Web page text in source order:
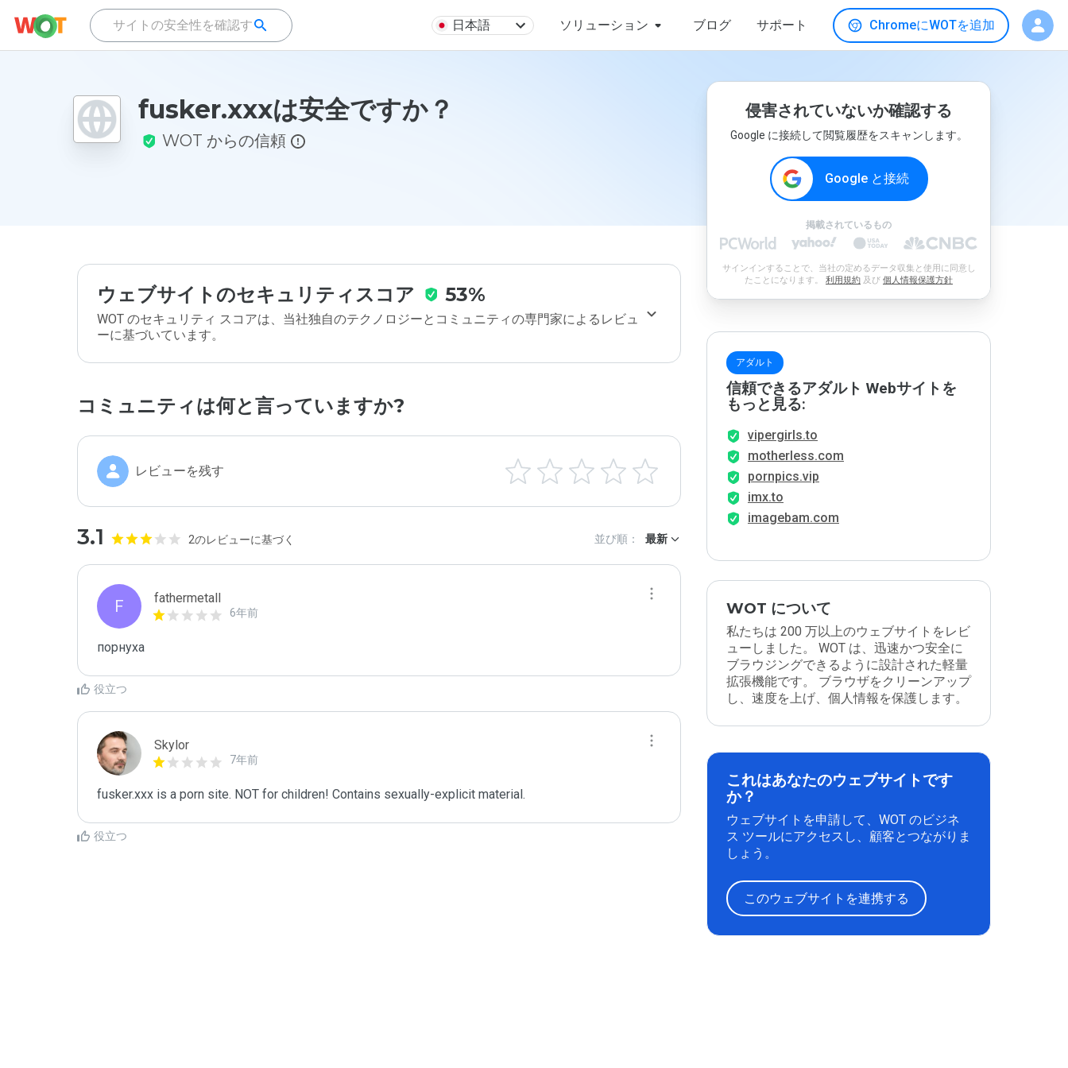
日本語 ソリューション ブログ サポート ChromeにWOTを追加
fusker.xxxは安全ですか？
WOT からの信頼
ウェブサイトのセキュリティスコア 53%
WOT のセキュリティ スコアは、当社独自のテクノロジーとコミュニティの専門家によるレビュ
ーに基づいています。
コミュニティは何と言っていますか?
レビューを残す
3.1 2のレビューに基づく 並び順： 最新
F fathermetall
6年前
порнуха
役立つ
Skylor
7年前
fusker.xxx is a porn site. NOT for children! Contains sexually-explicit material.
役立つ
侵害されていないか確認する
Google に接続して閲覧履歴をスキャンします。
Google と接続
掲載されているもの
サインインすることで、当社の定めるデータ収集と使用に同意し
たことになります。 利用規約 及び 個人情報保護方針
アダルト
信頼できるアダルト Webサイトを
もっと見る:
vipergirls.to
motherless.com
pornpics.vip
imx.to
imagebam.com
WOT について
私たちは 200 万以上のウェブサイトをレビ
ューしました。 WOT は、迅速かつ安全に
ブラウジングできるように設計された軽量
拡張機能です。 ブラウザをクリーンアップ
し、速度を上げ、個人情報を保護します。
これはあなたのウェブサイトです
か？
ウェブサイトを申請して、WOT のビジネ
ス ツールにアクセスし、顧客とつながりま
しょう。
このウェブサイトを連携する